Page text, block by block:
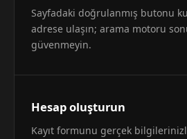
Sayfadaki doğrulanmış butonu
adrese ulaşın; arama motoru
güvenmeyin.
Hesap oluşturun
Kayıt formunu gerçek